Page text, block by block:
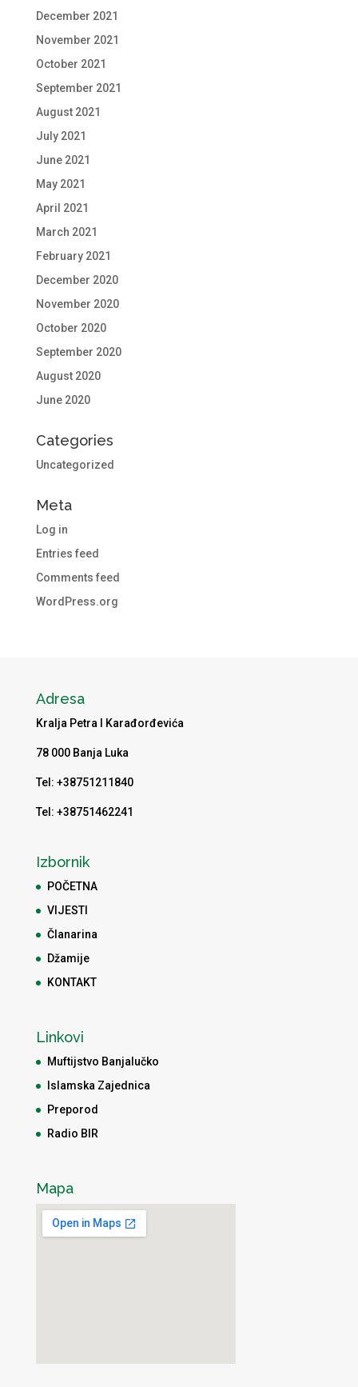
December 2021
November 2021
October 2021
September 2021
August 2021
July 2021
June 2021
May 2021
April 2021
March 2021
February 2021
December 2020
November 2020
October 2020
September 2020
August 2020
June 2020
Categories
Uncategorized
Meta
Log in
Entries feed
Comments feed
WordPress.org
Adresa
Kralja Petra I Karađorđevića
78 000 Banja Luka
Tel: +38751211840
Tel: +38751462241
Izbornik
POČETNA
VIJESTI
Članarina
Džamije
KONTAKT
Linkovi
Muftijstvo Banjalučko
Islamska Zajednica
Preporod
Radio BIR
Mapa